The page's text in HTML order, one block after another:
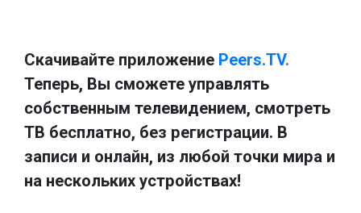
Скачивайте приложение Peers.TV.
Теперь, Вы сможете управлять
собственным телевидением, смотреть
ТВ бесплатно, без регистрации. В
записи и онлайн, из любой точки мира и
на нескольких устройствах!